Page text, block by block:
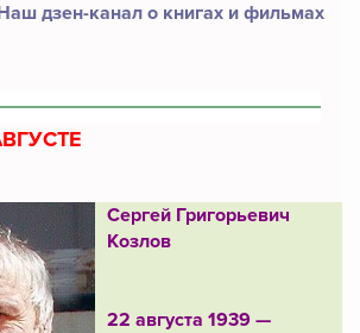
дзен-канал о книгах и фильмах
Сергей Григорьевич
Козлов
22 августа 1939 —